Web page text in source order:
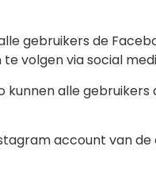
gebruikers de
volgen via social
alle
account van de